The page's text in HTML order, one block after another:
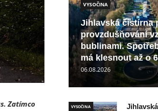
Zatímco
VYSOČINA
Jihlavská čistírna
provzdušňování
bublinami.
má klesnout až o
06.08.2026
VYSOČINA